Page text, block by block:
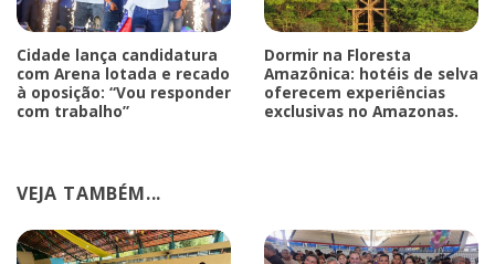
Cidade lança candidatura
com Arena lotada e recado
à oposição: “Vou responder
com trabalho”
Dormir na Floresta
Amazônica: hotéis de selva
oferecem experiências
exclusivas no Amazonas.
VEJA TAMBÉM...